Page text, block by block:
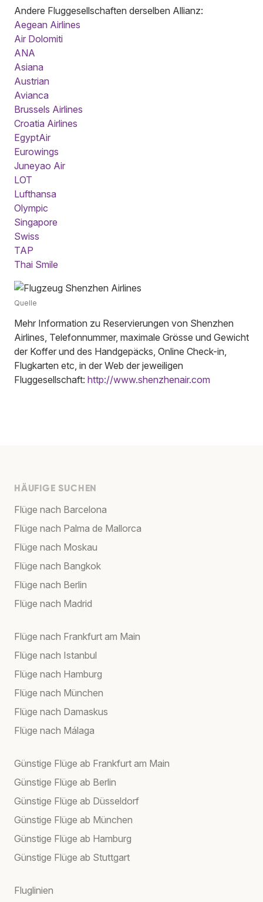
Andere Fluggesellschaften derselben Allianz:
Aegean Airlines
Air Dolomiti
ANA
Asiana
Austrian
Avianca
Brussels Airlines
Croatia Airlines
EgyptAir
Eurowings
Juneyao Air
LOT
Lufthansa
Olympic
Singapore
Swiss
TAP
Thai Smile
Quelle
Mehr Information zu Reservierungen von Shenzhen
Airlines, Telefonnummer, maximale Grösse und Gewicht
der Koffer und des Handgepäcks, Online Check-in,
Flugkarten etc, in der Web der jeweiligen
Fluggesellschaft: http://www.shenzhenair.com
HÄUFIGE SUCHEN
Flüge nach Barcelona
Flüge nach Palma de Mallorca
Flüge nach Moskau
Flüge nach Bangkok
Flüge nach Berlin
Flüge nach Madrid
Flüge nach Frankfurt am Main
Flüge nach Istanbul
Flüge nach Hamburg
Flüge nach München
Flüge nach Damaskus
Flüge nach Málaga
Günstige Flüge ab Frankfurt am Main
Günstige Flüge ab Berlin
Günstige Flüge ab Düsseldorf
Günstige Flüge ab München
Günstige Flüge ab Hamburg
Günstige Flüge ab Stuttgart
Fluglinien